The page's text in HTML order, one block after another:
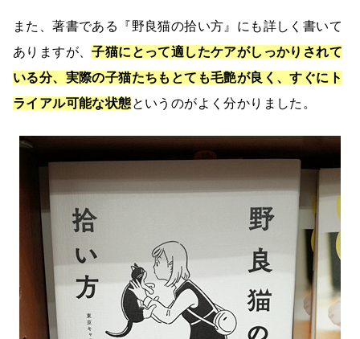
また、著書である『野良猫の拾い方』にも詳しく書いて
ありますが、子猫にとって適したケアがしっかりされて
いる分、実際の子猫たちもとても毛艶が良く、すぐにト
ライアル可能な状態というのがよく分かりました。